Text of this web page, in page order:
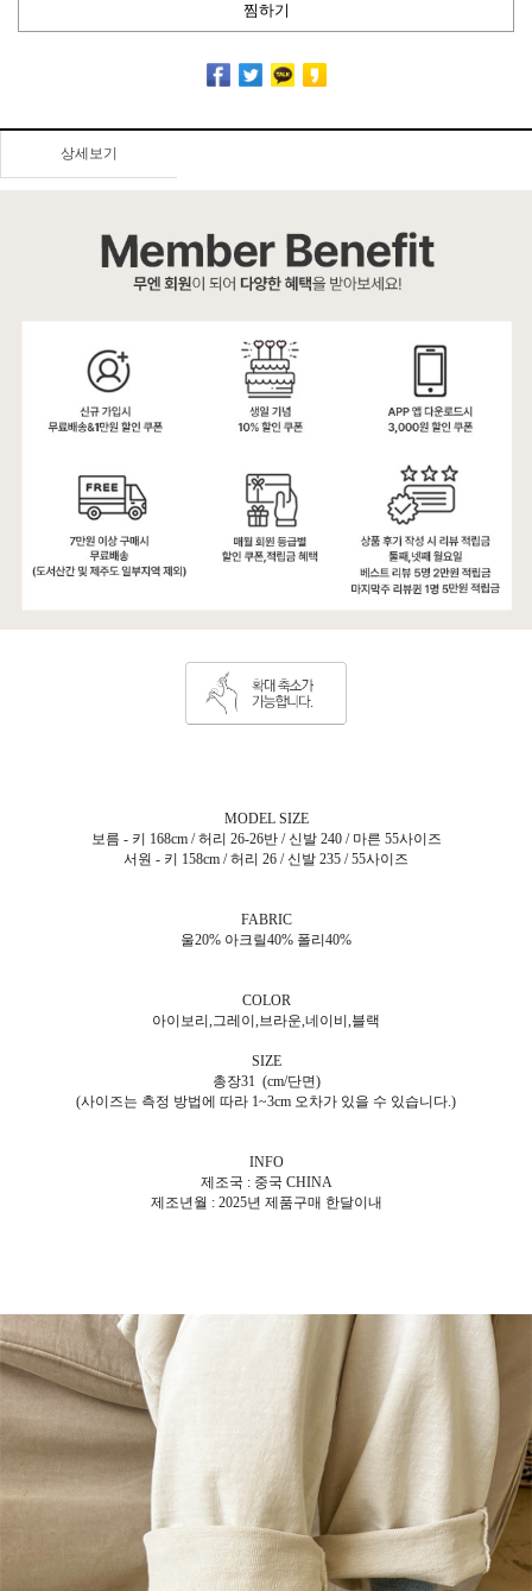
찜하기
상세보기
MODEL SIZE
보름 - 키 168cm / 허리 26-26반 / 신발 240 / 마른 55사이즈
서원 - 키 158cm / 허리 26 / 신발 235 / 55사이즈
FABRIC
울20% 아크릴40% 폴리40%
COLOR
아이보리,그레이,브라운,네이비,블랙
SIZE
총장31 (cm/단면)
(사이즈는 측정 방법에 따라 1~3cm 오차가 있을 수 있습니다.)
INFO
제조국 : 중국 CHINA
제조년월 : 2025년 제품구매 한달이내